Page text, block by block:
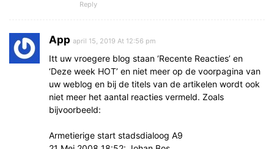
Reply
App april 15, 2019 At 12:56 pm
Itt uw vroegere blog staan ‘Recente Reacties’ en
‘Deze week HOT’ en niet meer op de voorpagina van
uw weblog en bij de titels van de artikelen wordt ook
niet meer het aantal reacties vermeld. Zoals
bijvoorbeeld:
Armetierige start stadsdialoog A9